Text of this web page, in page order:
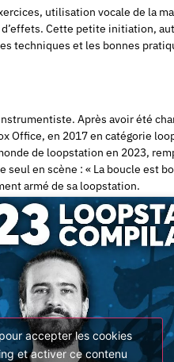
utilisation vocale de la
Cette petite initiation,
techniques et les bonnes
Après avoir été
Office, en 2017 en catégorie
de loopstation en 2023,
seul en scène : « La boucle est
armé de sa loopstation.
accepter les cookies
et activer ce contenu